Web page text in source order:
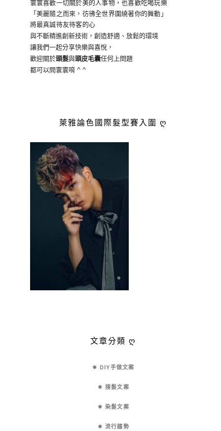
寰寰喜歡一切關於美的人事物，也喜歡吃喝玩樂
「美麗隨之而來，彷彿全世界圍繞著你的舞動」
將最真誠待友待客的心
與不斷精進創新技術，創造舒適、放鬆的環境
讓我們一起分享快樂與喜悅，
歡迎關於頭髮與頭皮毛囊任何上問題
都可以問寰寰唷 ^ ^
萊雅論色國際髮型賽入圍 ღ
文章分類 ღ
✵ DIY手做文案
✵ 接髮文案
✵ 染髮文案
✵ 流行趨勢